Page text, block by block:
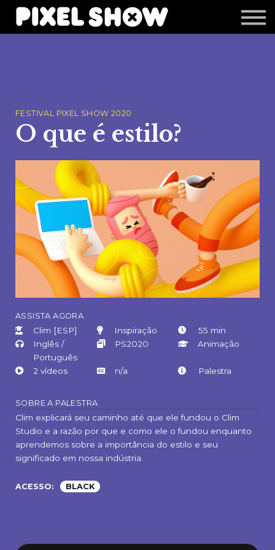
Shop
Revista Zupi
FESTIVAL PIXEL SHOW 2020
O que é estilo?
ASSISTA AGORA
Clim [ESP] Inspiração
55 min
Inglês /
Português
PS2020 Animação
2 vídeos n/a Palestra
SOBRE A PALESTRA
Clim explicará seu caminho até que ele fundou o Clim
Studio e a razão por que e como ele o fundou enquanto
aprendemos sobre a importância do estilo e seu
significado em nossa indústria.
ACESSO: BLACK